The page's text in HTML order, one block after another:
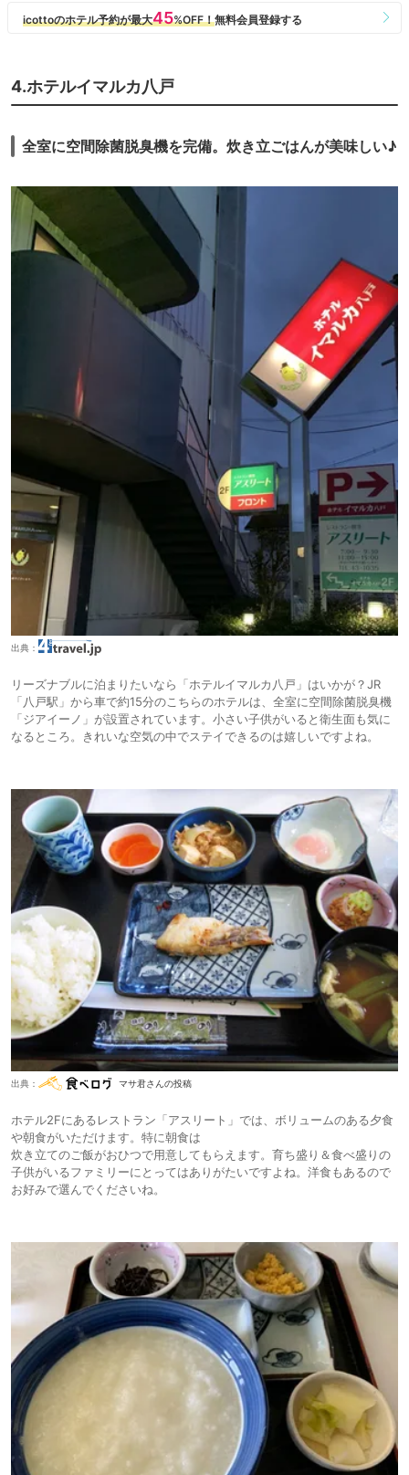
4.ホテルイマルカ八戸
全室に空間除菌脱臭機を完備。炊き立ごはんが美味しい♪
出典：
リーズナブルに泊まりたいなら「ホテルイマルカ八戸」はいかが？JR
「八戸駅」から車で約15分のこちらのホテルは、全室に空間除菌脱臭機
「ジアイーノ」が設置されています。小さい子供がいると衛生面も気に
なるところ。きれいな空気の中でステイできるのは嬉しいですよね。
出典： マサ君さんの投稿
ホテル2Fにあるレストラン「アスリート」では、ボリュームのある夕食
や朝食がいただけます。特に朝食は
炊き立てのご飯がおひつで用意してもらえます。育ち盛り＆食べ盛りの
子供がいるファミリーにとってはありがたいですよね。洋食もあるので
お好みで選んでくださいね。